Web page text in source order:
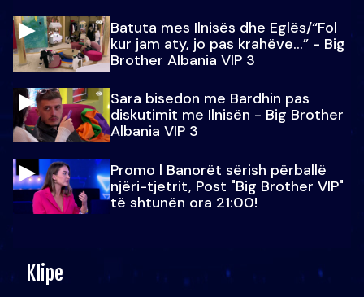
Batuta mes Ilnisës dhe Eglës/“Fol
kur jam aty, jo pas krahëve…” - Big
Brother Albania VIP 3
Sara bisedon me Bardhin pas
diskutimit me Ilnisën - Big Brother
Albania VIP 3
Promo l Banorët sërish përballë
njëri-tjetrit, Post "Big Brother VIP"
të shtunën ora 21:00!
Klipe